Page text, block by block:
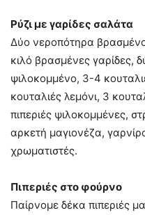
Ρύζι με γαρίδες σαλάτα
Δύο νεροπότηρα
κιλό βρασμένες γαρίδες,
ψιλοκομμένο, 3-4
κουταλιές λεμόνι, 3
πιπεριές ψιλοκομμένες,
αρκετή μαγιονέζα,
χρωματιστές.
Πιπεριές στο φούρνο
Παίρνομε δέκα πιπεριές